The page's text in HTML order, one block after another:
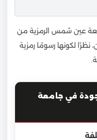
عين شمس الرمزية من
نظرًا لكونها رسومًا رمزية
في جامعة